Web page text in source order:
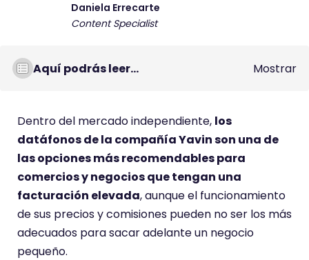
n
t
r
i
o
t
i
e
n
e
Daniela Errecarte
Content Specialist
Aquí podrás leer... Mostrar
Dentro del mercado independiente, los
datáfonos de la compañía Yavin son una de
las opciones más recomendables para
comercios y negocios que tengan una
facturación elevada, aunque el funcionamiento
de sus precios y comisiones pueden no ser los más
adecuados para sacar adelante un negocio
pequeño.